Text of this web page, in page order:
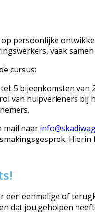
persoonlijke
vaak
cursus:
5 bijeenkomsten van
van hulpverleners bij
mail naar info
Hierin
een eenmalige of
dat jou geholpen